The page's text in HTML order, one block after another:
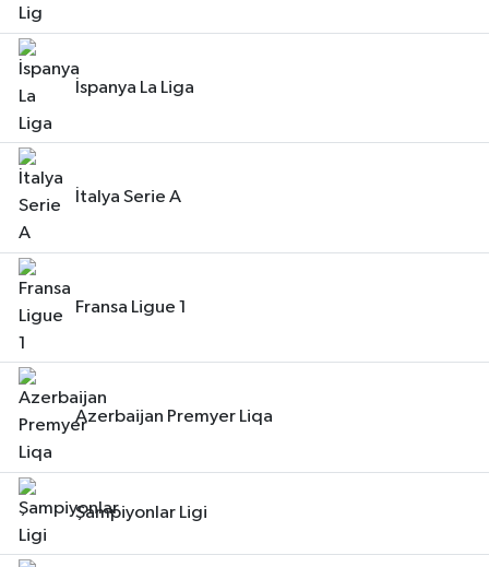
İspanya La Liga
İtalya Serie A
Fransa Ligue 1
Azerbaijan Premyer Liqa
Şampiyonlar Ligi